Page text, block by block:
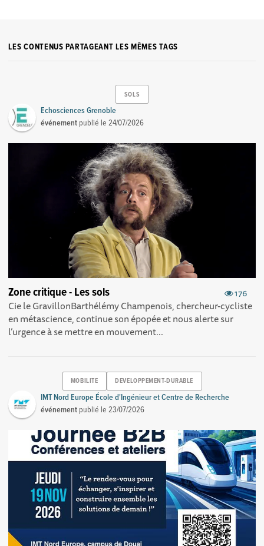
LES CONTENUS PARTAGEANT LES MÊMES TAGS
SOLS
Echosciences Grenoble
événement publié le24/07/2026
176
Zone critique - Les sols
Cie le GravillonBarthélémy Champenois, chercheur-cycliste
en métascience, continue son épopée et nous alerte sur
l’urgence à se mettre en mouvement...
MOBILITE DEVELOPPEMENT-DURABLE
IMT Nord Europe École d'Ingénieur et Centre de Recherche
événement publié le23/07/2026